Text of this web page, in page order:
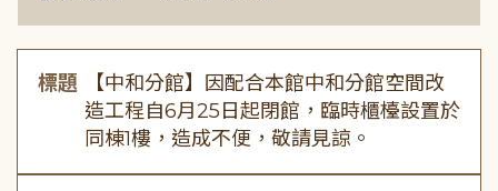
標題
【中和分館】因配合本館中和分館空間改
造工程自6月25日起閉館，臨時櫃檯設置於
同棟1樓，造成不便，敬請見諒。